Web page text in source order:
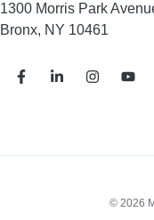
1300 Morris Park
Bronx, NY 10461
© 2026